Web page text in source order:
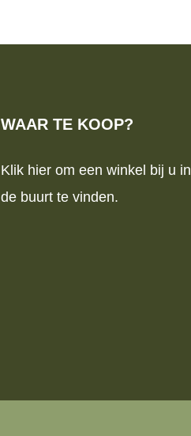
WAAR TE KOOP?
Klik hier om een winkel bij u in
de buurt te vinden.